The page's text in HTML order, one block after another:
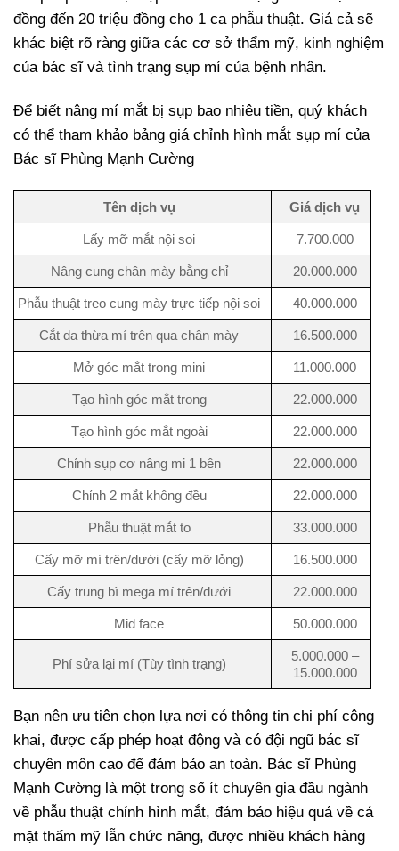
đồng đến 20 triệu đồng cho 1 ca phẫu thuật. Giá cả sẽ
khác biệt rõ ràng giữa các cơ sở thẩm mỹ, kinh nghiệm
của bác sĩ và tình trạng sụp mí của bệnh nhân.
Để biết nâng mí mắt bị sụp bao nhiêu tiền, quý khách
có thể tham khảo bảng giá chỉnh hình mắt sụp mí của
Bác sĩ Phùng Mạnh Cường
Tên dịch vụ Giá dịch vụ
Lấy mỡ mắt nội soi 7.700.000
Nâng cung chân mày bằng chỉ 20.000.000
Phẫu thuật treo cung mày trực tiếp nội soi 40.000.000
Cắt da thừa mí trên qua chân mày 16.500.000
Mở góc mắt trong mini 11.000.000
Tạo hình góc mắt trong 22.000.000
Tạo hình góc mắt ngoài 22.000.000
Chỉnh sụp cơ nâng mi 1 bên 22.000.000
Chỉnh 2 mắt không đều 22.000.000
Phẫu thuật mắt to 33.000.000
Cấy mỡ mí trên/dưới (cấy mỡ lỏng) 16.500.000
Cấy trung bì mega mí trên/dưới 22.000.000
Mid face 50.000.000
Phí sửa lại mí (Tùy tình trạng)
5.000.000 –
15.000.000
Bạn nên ưu tiên chọn lựa nơi có thông tin chi phí công
khai, được cấp phép hoạt động và có đội ngũ bác sĩ
chuyên môn cao để đảm bảo an toàn. Bác sĩ Phùng
Mạnh Cường là một trong số ít chuyên gia đầu ngành
về phẫu thuật chỉnh hình mắt, đảm bảo hiệu quả về cả
mặt thẩm mỹ lẫn chức năng, được nhiều khách hàng